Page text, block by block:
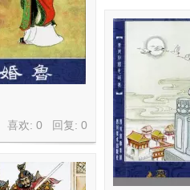
喜欢: 0 回复: 0